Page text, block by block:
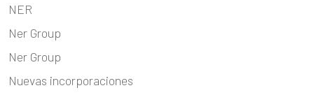
NER
Ner Group
Ner Group
Nuevas incorporaciones